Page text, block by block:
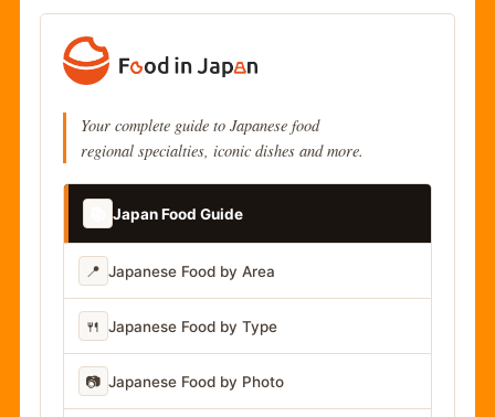
Your complete guide to Japanese food
regional specialties, iconic dishes and more.
Japan Food Guide
📍 Japanese Food by Area
🍴 Japanese Food by Type
📷 Japanese Food by Photo